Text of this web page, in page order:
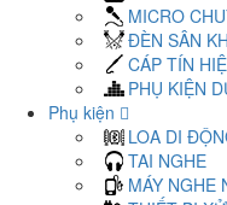
MICRO
ĐÈN SÂN
CÁP TÍN
PHỤ KIỆN
Phụ kiện
LOA DI
TAI NGHE
MÁY NGHE